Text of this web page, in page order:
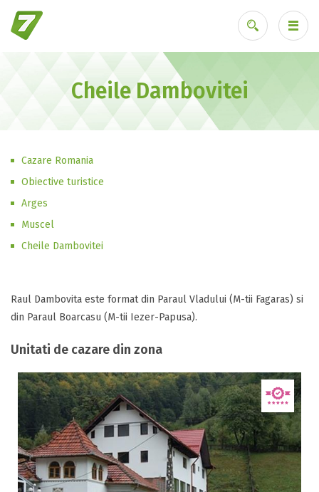
Ai uitat parola?
Cheile Dambovitei
Cazare Romania
Obiective turistice
Arges
Muscel
Cheile Dambovitei
Raul Dambovita este format din Paraul Vladului (M-tii Fagaras) si
din Paraul Boarcasu (M-tii Iezer-Papusa).
Unitati de cazare din zona